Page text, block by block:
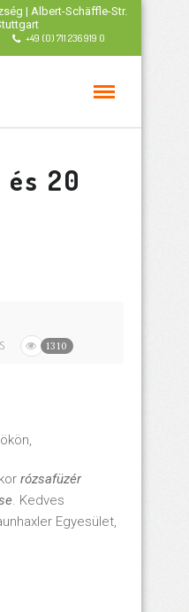
| Albert-Schäffle-Str.
+49 (0) 711 236 919 0
és 20
1310
rózsafüzér
. Kedves
Egyesület,